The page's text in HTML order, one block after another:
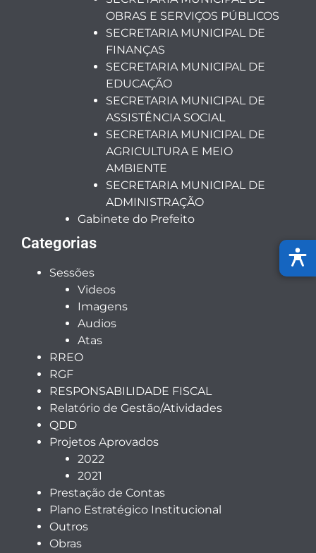
OBRAS E SERVIÇOS PÚBLICOS
SECRETARIA MUNICIPAL DE
FINANÇAS
SECRETARIA MUNICIPAL DE
EDUCAÇÃO
SECRETARIA MUNICIPAL DE
ASSISTÊNCIA SOCIAL
SECRETARIA MUNICIPAL DE
AGRICULTURA E MEIO
AMBIENTE
SECRETARIA MUNICIPAL DE
ADMINISTRAÇÃO
Gabinete do Prefeito
Categorias
Sessões
Videos
Imagens
Audios
Atas
RREO
RGF
RESPONSABILIDADE FISCAL
Relatório de Gestão/Atividades
QDD
Projetos Aprovados
2022
2021
Prestação de Contas
Plano Estratégico Institucional
Outros
Obras